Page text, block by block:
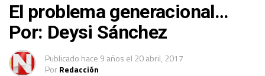
El problema generacional…
Por: Deysi Sánchez
Publicado hace 9 años el 20 abril, 2017
PorRedacción